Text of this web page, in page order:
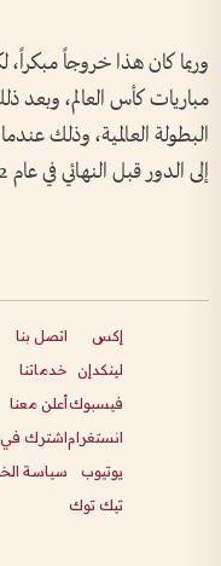
وربما كان هذا خروجاً
مباريات كأس العالم،
البطولة العالمية، وذلك
إلى الدور قبل النهائي في عام 2002.
إكس
لينكدإن
فيسبوك
انستغرام
يوتيوب
تيك توك
اتصل بنا
خدماتنا
أعلن معنا
اشترك في
سياسة